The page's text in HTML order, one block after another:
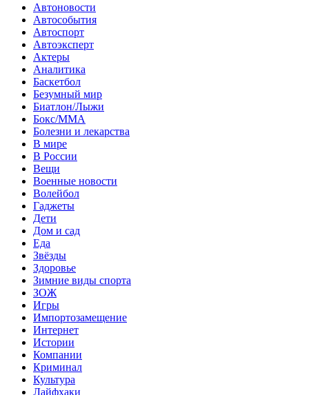
Автоновости
Автособытия
Автоспорт
Автоэксперт
Актеры
Аналитика
Баскетбол
Безумный мир
Биатлон/Лыжи
Бокс/MMA
Болезни и лекарства
В мире
В России
Вещи
Военные новости
Волейбол
Гаджеты
Дети
Дом и сад
Еда
Звёзды
Здоровье
Зимние виды спорта
ЗОЖ
Игры
Импортозамещение
Интернет
Истории
Компании
Криминал
Культура
Лайфхаки